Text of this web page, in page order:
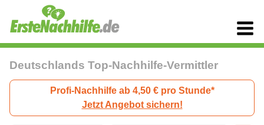
Deutschlands Top-Nachhilfe-Vermittler
Profi-Nachhilfe ab 4,50 € pro Stunde*
Jetzt Angebot sichern!